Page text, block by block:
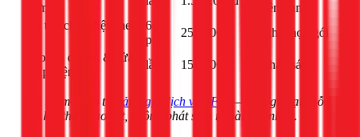
tường
chuyên dụng
Dò tìm chập điện theo
60
phút
250.000đ
Sau khi chọn gói
Báo giá dò tìm & sửa
chập điện
lần 150.000đ Phí khảo sát
Giá tham khảo từ bảng giá dịch vụ 1Fix
— chốt giá tại chỗ
sau khi thợ khảo sát, không phát sinh ngoài xác nhận.